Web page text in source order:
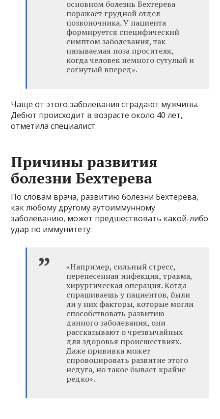
основном болезнь Бехтерева
поражает грудной отдел
позвоночника. У пациента
формируется специфический
симптом заболевания, так
называемая поза просителя,
когда человек немного сутулый и
согнутый вперед».
Чаще от этого заболевания страдают мужчины.
Дебют происходит в возрасте около 40 лет,
отметила специалист.
Причины развития
болезни Бехтерева
По словам врача, развитию болезни Бехтерева,
как любому другому аутоиммунному
заболеванию, может предшествовать какой-либо
удар по иммунитету:
«Например, сильный стресс,
перенесенная инфекция, травма,
хирургическая операция. Когда
спрашиваешь у пациентов, были
ли у них факторы, которые могли
способствовать развитию
данного заболевания, они
рассказывают о чрезвычайных
для здоровья происшествиях.
Даже прививка может
спровоцировать развитие этого
недуга, но такое бывает крайне
редко».